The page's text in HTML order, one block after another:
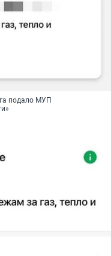
подало МУП